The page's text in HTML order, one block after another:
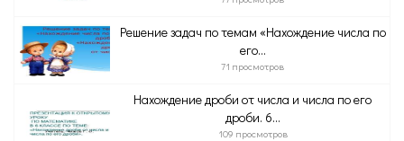
Решение задач по темам «Нахождение числа по
его...
71 просмотров
Нахождение дроби от числа и числа по его
дроби. 6...
109 просмотров